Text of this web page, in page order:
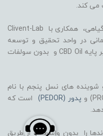
می کند.
ما با بهره گیری از سلول های بنیادی گیاهی، همکاری با Clivent-Lab
در واحد تحقیق و توسعه
(R&D)، فرمولاسیون منحصر به فردی بر پایه CBD Oil و بدون سولفات
شوینده های نسل پنجم با نام
پدور (PEDOR)
است که
را بدون واسطه و از طریق